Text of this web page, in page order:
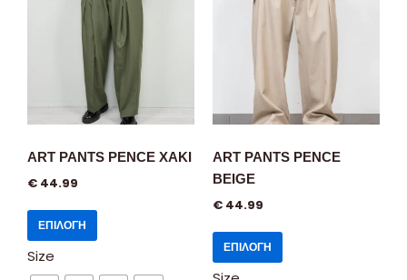
ART PANTS PENCE XAKI
€ 44.99
ΕΠΙΛΟΓΉ
Size
ART PANTS PENCE
BEIGE
€ 44.99
ΕΠΙΛΟΓΉ